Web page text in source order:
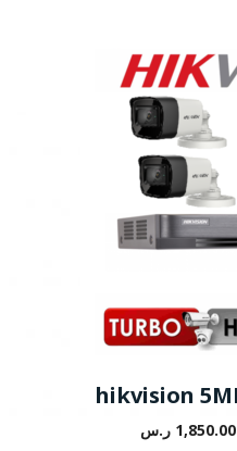
السعر
1,850.00 ر.س